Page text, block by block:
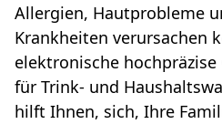
Allergien, Hautprobleme
Krankheiten verursachen
elektronische
für Trink- und
hilft Ihnen, sich, Ihre